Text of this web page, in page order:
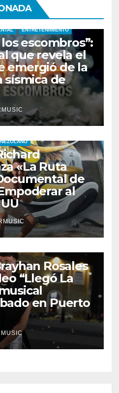
ENTRETENIMIENTO
escombros”:
que revela el
emergió de la
sísmica de
«La Ruta
de
al
ENTRETENIMIENTO
Rosales
“Llegó La
en Puerto